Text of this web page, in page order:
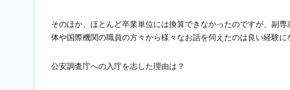
そのほか、ほとんど卒業単位には換算できなかったのですが、副
体や国際機関の職員の方々から様々なお話を伺えたのは良い経験に
公安調査庁への入庁を志した理由は？